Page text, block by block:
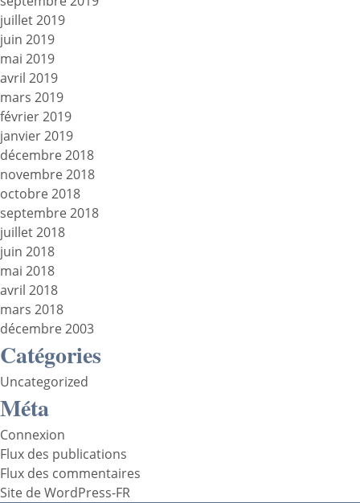
juillet 2019
juin 2019
mai 2019
avril 2019
mars 2019
février 2019
janvier 2019
décembre 2018
novembre 2018
octobre 2018
septembre 2018
juillet 2018
juin 2018
mai 2018
avril 2018
mars 2018
décembre 2003
Catégories
Uncategorized
Méta
Connexion
Flux des publications
Flux des commentaires
Site de WordPress-FR